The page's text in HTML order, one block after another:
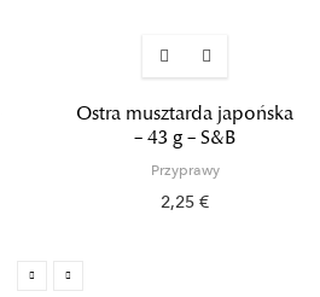
Ostra musztarda japońska
– 43 g – S&B
Przyprawy
2,25 €